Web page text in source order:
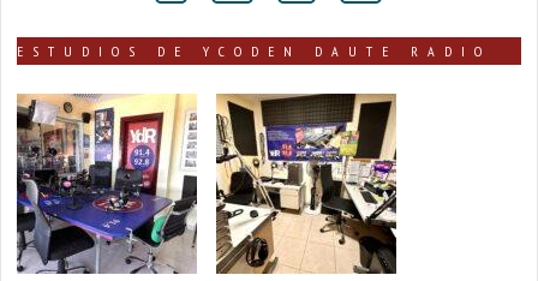
ESTUDIOS DE YCODEN DAUTE RADIO